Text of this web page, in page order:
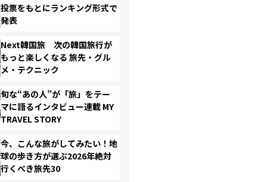
投票をもとにランキング形式で
発表
Next韓国旅 次の韓国旅行が
もっと楽しくなる 旅先・グル
メ・テクニック
旬な“あの人”が「旅」をテー
マに語るインタビュー連載 MY
TRAVEL STORY
今、こんな旅がしてみたい！地
球の歩き方が選ぶ2026年絶対
行くべき旅先30